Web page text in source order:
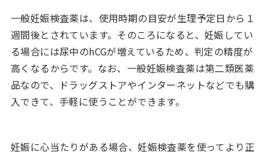
一般妊娠検査薬は、使用時期の目安が生理予定日から１
週間後とされています。そのころになると、妊娠してい
る場合には尿中のhCGが増えているため、判定の精度が
高くなるからです。なお、一般妊娠検査薬は第二類医薬
品なので、ドラッグストアやインターネットなどでも購
入できて、手軽に使うことができます。
妊娠に心当たりがある場合、妊娠検査薬を使ってより正